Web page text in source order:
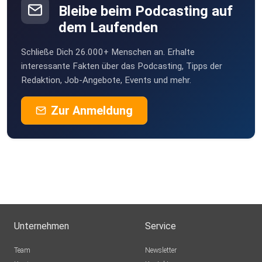
Instagram: @gesetzderanziehungpodcast
Bleibe beim Podcasting auf
dem Laufenden
Schließe Dich 26.000+ Menschen an. Erhalte
interessante Fakten über das Podcasting, Tipps der
Redaktion, Job-Angebote, Events und mehr.
Zur Anmeldung
Unternehmen
Team
Service
Newsletter